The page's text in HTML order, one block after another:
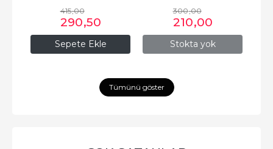
Sepete Ekle
415,00
290,50
Stokta yok
300,00
210,00
Tümünü göster